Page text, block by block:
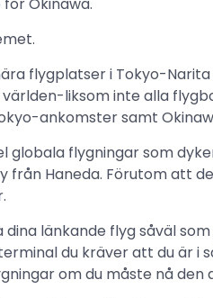
flygplatser i Tokyo-
världen-liksom inte alla
ankomster samt
globala flygningar som
från Haneda. Förutom att
länkande flyg såväl
du kräver att du är i
om du måste nå den